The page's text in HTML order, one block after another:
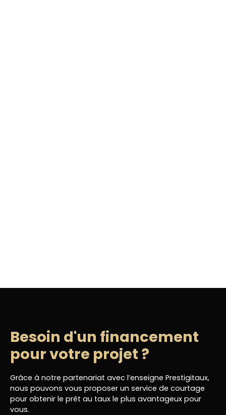
Besoin d'un financement
pour votre projet ?
Grâce à notre partenariat avec l’enseigne Prestigitaux,
nous pouvons vous proposer un service de courtage
pour obtenir le prêt au taux le plus avantageux pour
vous.